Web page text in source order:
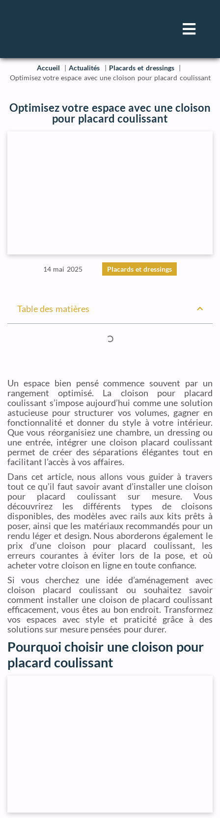
Accueil Actualités
Placards et dressings
Optimisez votre espace avec une cloison pour placard coulissant
Optimisez votre espace avec une cloison
pour placard coulissant
14 mai 2025 Placards et dressings
Table des matières
Un espace bien pensé commence souvent par un
rangement optimisé. La cloison pour placard
coulissant s’impose aujourd’hui comme une solution
astucieuse pour structurer vos volumes, gagner en
fonctionnalité et donner du style à votre intérieur.
Que vous réorganisiez une chambre, un dressing ou
une entrée, intégrer une cloison placard coulissant
permet de créer des séparations élégantes tout en
facilitant l’accès à vos affaires.
Dans cet article, nous allons vous guider à travers
tout ce qu’il faut savoir avant d’installer une cloison
pour placard coulissant sur mesure. Vous
découvrirez les différents types de cloisons
disponibles, des modèles avec rails aux kits prêts à
poser, ainsi que les matériaux recommandés pour un
rendu léger et design. Nous aborderons également le
prix d’une cloison pour placard coulissant, les
erreurs courantes à éviter lors de la pose, et où
acheter votre cloison en ligne en toute confiance.
Si vous cherchez une idée d’aménagement avec
cloison placard coulissant ou souhaitez savoir
comment installer une cloison de placard coulissant
efficacement, vous êtes au bon endroit. Transformez
vos espaces avec style et praticité grâce à des
solutions sur mesure pensées pour durer.
Pourquoi choisir une cloison pour
placard coulissant